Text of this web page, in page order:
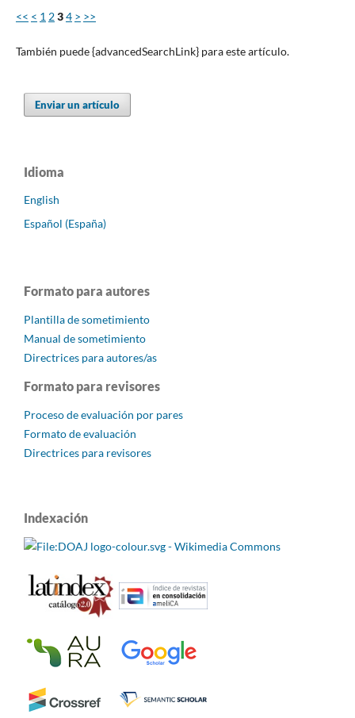
<< < 1 234 > >>
También puede {advancedSearchLink} para este artículo.
Enviar un artículo
Idioma
English
Español (España)
Formato para autores
Plantilla de sometimiento
Manual de sometimiento
Directrices para autores/as
Formato para revisores
Proceso de evaluación por pares
Formato de evaluación
Directrices para revisores
Indexación